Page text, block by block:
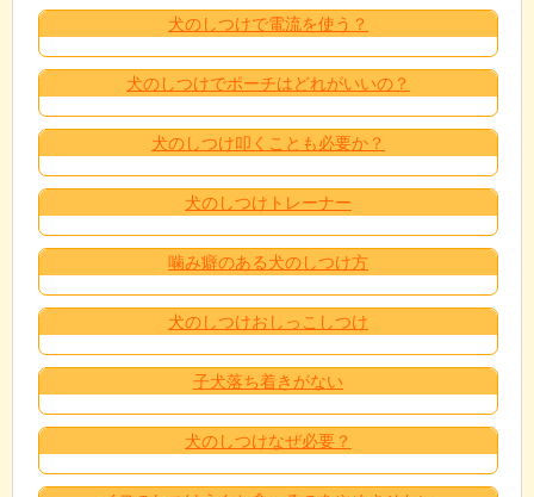
犬のしつけで電流を使う？
犬のしつけでポーチはどれがいいの？
犬のしつけ叩くことも必要か？
犬のしつけトレーナー
噛み癖のある犬のしつけ方
犬のしつけおしっこしつけ
子犬落ち着きがない
犬のしつけなぜ必要？